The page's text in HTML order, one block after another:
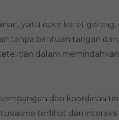
yaitu oper karet gelang,
tanpa bantuan tangan
dalam memindahkan
dan koordinasi
terlihat dari